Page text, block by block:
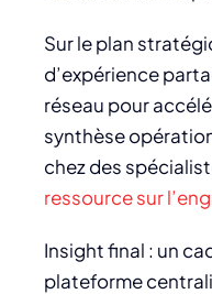
Sur le plan
d’expérience
réseau pour
synthèse
chez des
ressource sur
Insight final : un
plateforme